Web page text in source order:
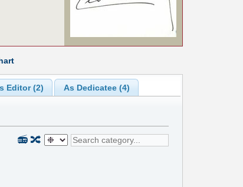
Editor (2) As Dedicatee (4)
🔀
📻